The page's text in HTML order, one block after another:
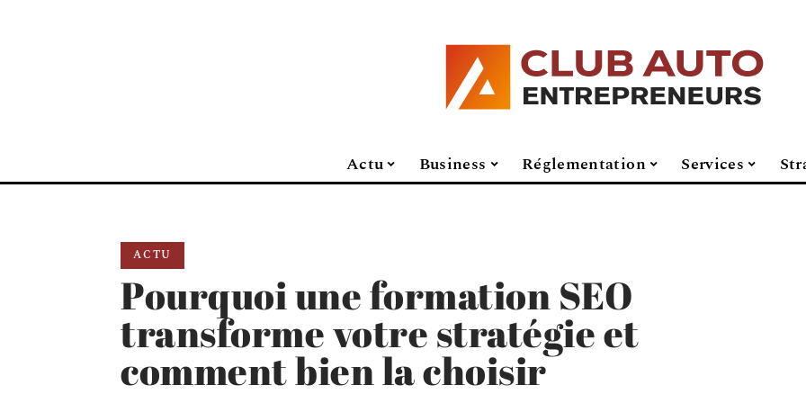
Actu Business Réglementation Services
ACTU
Pourquoi une formation SEO
transforme votre stratégie et
comment bien la choisir